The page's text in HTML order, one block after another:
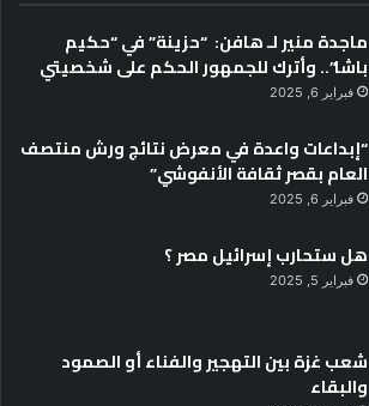
ماجدة منير لـ هافن: “حزينة” في “حكيم
باشا”.. وأترك للجمهور الحكم على شخصيتي
فبراير 6, 2025
“إبداعات واعدة في معرض نتائج ورش منتصف
العام بقصر ثقافة الأنفوشي”
فبراير 6, 2025
هل ستحارب إسرائيل مصر ؟
فبراير 5, 2025
شعب غزة بين التهجير والفناء أو الصمود
والبقاء